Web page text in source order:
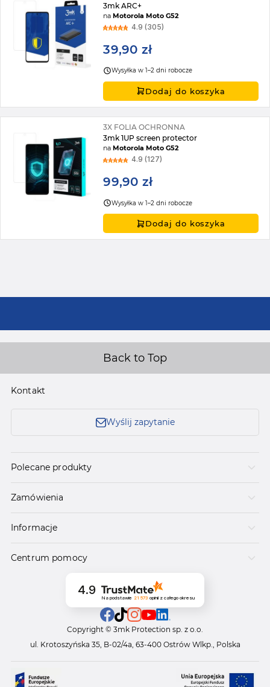
3mk ARC+
naMotorola Moto G52
4.9 (305)
39,90 zł
Wysyłka w 1–2 dni robocze
Dodaj do koszyka
3X FOLIA OCHRONNA
3mk 1UP screen protector
naMotorola Moto G52
4.9 (127)
99,90 zł
Wysyłka w 1–2 dni robocze
Dodaj do koszyka
Back to Top
Kontakt
Wyślij zapytanie
Polecane produkty
Zamówienia
Informacje
Centrum pomocy
4.9
Na podstawie 21 573 opinii z całego okresu
Copyright © 3mk Protection sp. z o.o.
ul. Krotoszyńska 35, B-02/4a, 63-400 Ostrów Wlkp., Polska